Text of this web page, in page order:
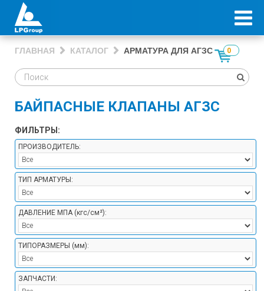
ГЛАВНАЯ КАТАЛОГ АРМАТУРА ДЛЯ АГЗС 0
БАЙПАСНЫЕ КЛАПАНЫ АГЗС
ФИЛЬТРЫ:
ПРОИЗВОДИТЕЛЬ:
ТИП АРМАТУРЫ:
ДАВЛЕНИЕ МПА (кгс/см²):
ТИПОРАЗМЕРЫ (мм):
ЗАПЧАСТИ: